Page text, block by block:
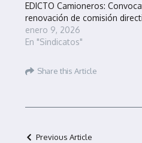
EDICTO Camioneros:
renovación de comisión
enero 9, 2026
En "Sindicatos"
Share this Article
Previous Article